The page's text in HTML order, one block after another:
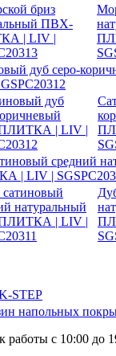
дуб серо-
средний
| LIV |
STEP
работы с 10:00 до